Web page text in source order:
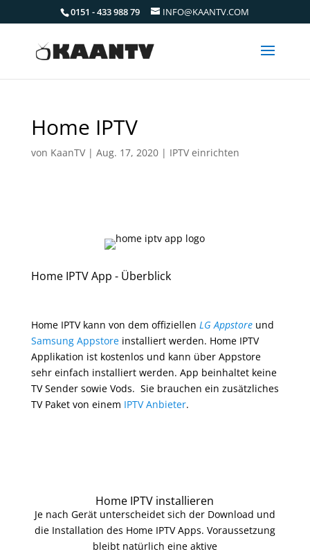
0151 - 433 988 79 INFO@KAANTV.COM
Home IPTV
von KaanTV| Aug. 17, 2020| IPTV einrichten
Home IPTV App - Überblick
Home IPTV kann von dem offiziellen LG Appstoreund
Samsung Appstoreinstalliert werden. Home IPTV
Applikation ist kostenlos und kann über Appstore
sehr einfach installiert werden. App beinhaltet keine
TV Sender sowie Vods. Sie brauchen ein zusätzliches
TV Paket von einem IPTV Anbieter.
Home IPTV installieren
Je nach Gerät unterscheidet sich der Download und
die Installation des Home IPTVApps. Voraussetzung
bleibt natürlich eine aktive